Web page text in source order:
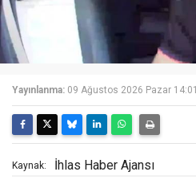
Yayınlanma: 09 Ağustos 2026 Pazar 14:01
Kaynak: İhlas Haber Ajansı